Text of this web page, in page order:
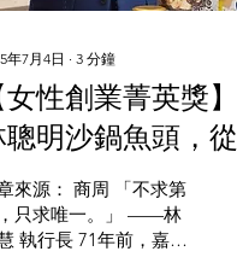
年7月4日 ∙3 分鐘
女性創業菁英獎】
聰明沙鍋魚頭，從
吃攤走向國際
來源： 商周 「不求第
只求唯一。」 ——林
執行長 71年前，嘉義